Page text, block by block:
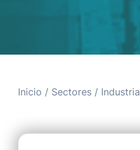
Inicio / Sectores / Industria